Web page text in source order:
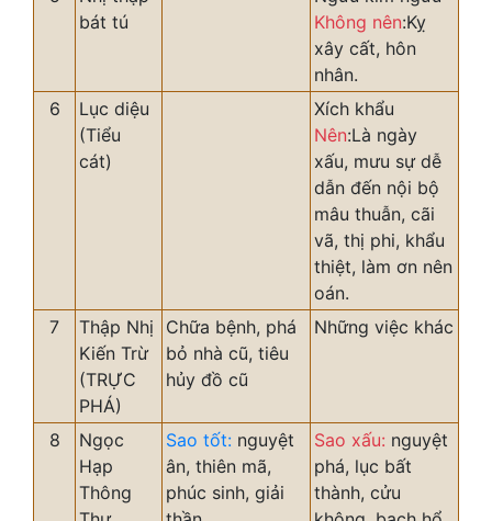
bát tú
Không nên:Kỵ
xây cất, hôn
nhân.
6
Lục diệu
(Tiểu
cát)
Xích khẩu
Nên:Là ngày
xấu, mưu sự dễ
dẫn đến nội bộ
mâu thuẫn, cãi
vã, thị phi, khẩu
thiệt, làm ơn nên
oán.
7
Thập Nhị
Kiến Trừ
(TRỰC
PHÁ)
Chữa bệnh, phá
bỏ nhà cũ, tiêu
hủy đồ cũ
Những việc khác
8
Ngọc
Hạp
Thông
Sao tốt: nguyệt
ân, thiên mã,
phúc sinh, giải
Sao xấu: nguyệt
phá, lục bất
thành, cửu